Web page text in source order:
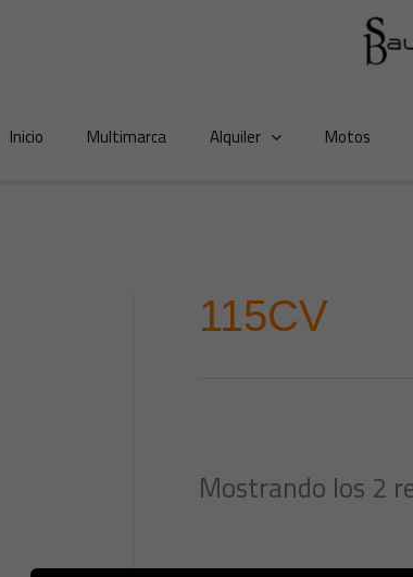
Inicio Multimarca Alquiler Motos
115CV
Mostrando los 2